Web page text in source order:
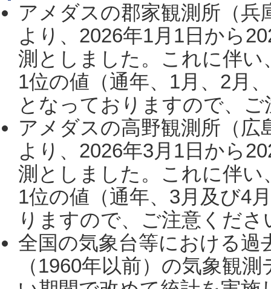
アメダスの郡家観測所（
より、2026年1月1日から
測としました。これに伴い
1位の値（通年、1月、2月
となっておりますので、
アメダスの高野観測所（
より、2026年3月1日から
測としました。これに伴い
1位の値（通年、3月及び4
りますので、ご注意くだ
全国の気象台等における過
（1960年以前）の気象観